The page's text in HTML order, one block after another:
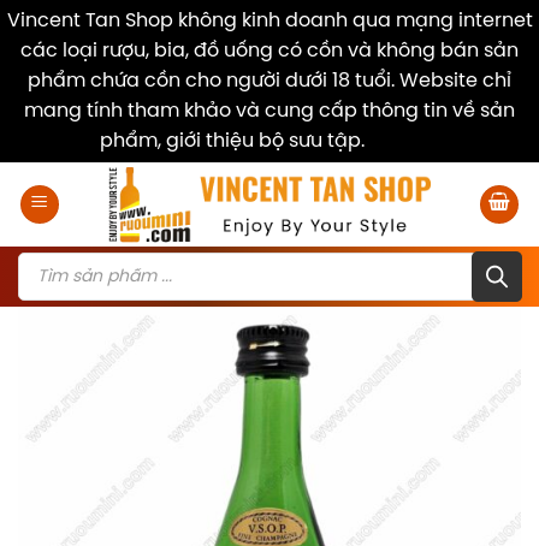
Vincent Tan Shop không kinh doanh qua mạng internet
các loại rượu, bia, đồ uống có cồn và không bán sản
phẩm chứa cồn cho người dưới 18 tuổi. Website chỉ
mang tính tham khảo và cung cấp thông tin về sản
phẩm, giới thiệu bộ sưu tập.
Products
search